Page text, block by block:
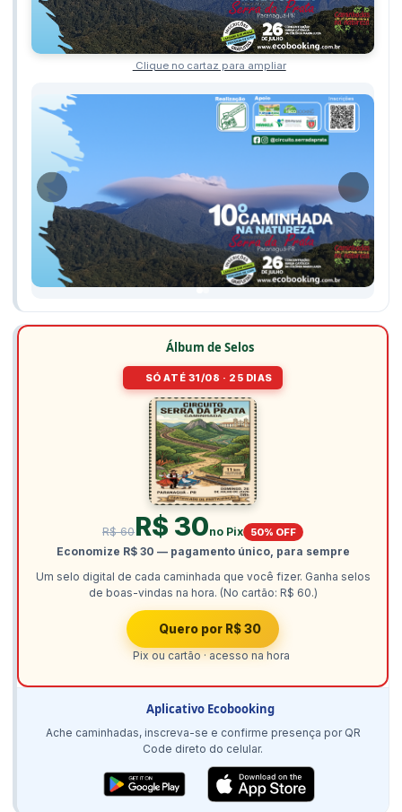
Clique no cartaz para ampliar
Álbum de Selos
SÓ ATÉ 31/08 · 25 DIAS
R$ 60R$ 30no Pix 50% OFF
Economize R$ 30 — pagamento único, para sempre
Um selo digital de cada caminhada que você fizer. Ganha selos
de boas-vindas na hora. (No cartão: R$ 60.)
Quero por R$ 30
Pix ou cartão · acesso na hora
Aplicativo Ecobooking
Ache caminhadas, inscreva-se e confirme presença por QR
Code direto do celular.